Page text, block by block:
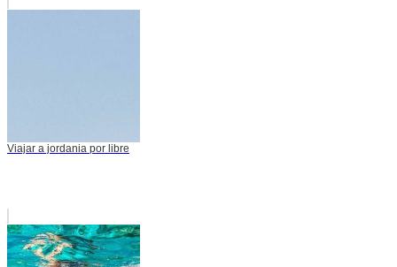
Viajar a jordania por libre